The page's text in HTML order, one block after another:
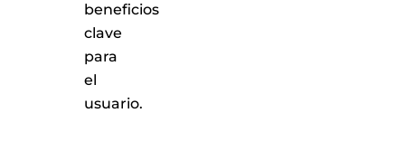
beneficios
clave
para
el
usuario.